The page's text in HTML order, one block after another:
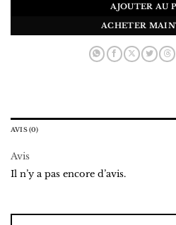
AJOUTER AU
ACHETER
AVIS (0)
Avis
Il n’y a pas encore d’avis.